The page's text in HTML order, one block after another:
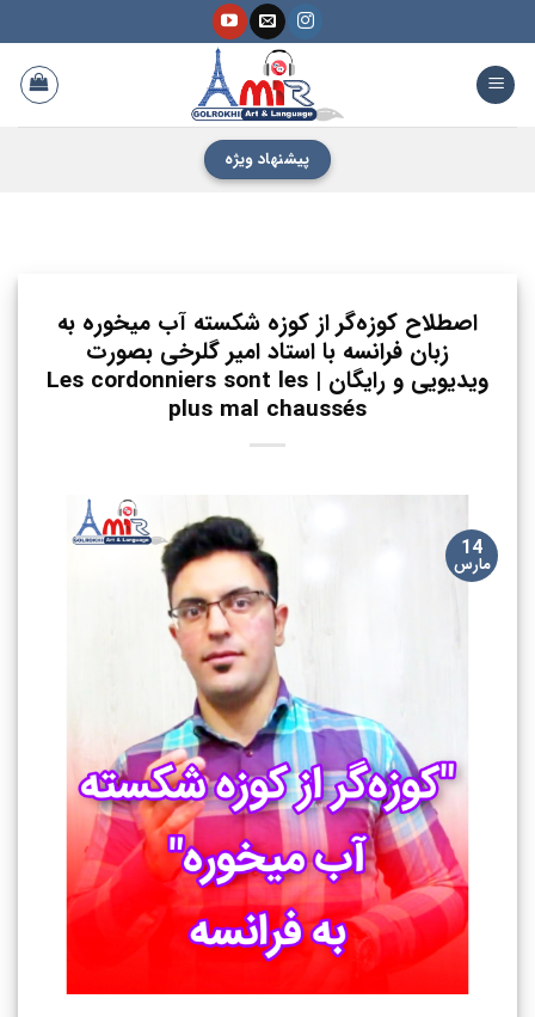
به
محتوا
پیشنهاد ویژه
اصطلاح کوزه‌گر از کوزه شکسته آب میخوره به
زبان فرانسه با استاد امیر گلرخی بصورت
ویدیویی و رایگان | Les cordonniers sont les
plus mal chaussés
14
مارس